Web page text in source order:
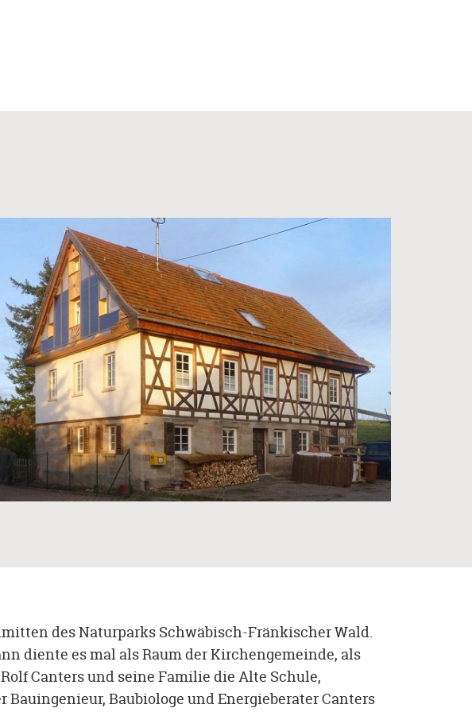
des Naturparks Schwäbisch-Fränkischer Wald.
diente es mal als Raum der Kirchengemeinde, als
Canters und seine Familie die Alte Schule,
Baubiologe und Energieberater Canters